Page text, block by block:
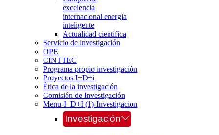
excelencia
internacional energia
inteligente
Actualidad científica
Servicio de investigación
OPE
CINTTEC
Programa propio investigación
Proyectos I+D+i
Ética de la investigación
Comisión de Investigación
Menu-I+D+I (1)-Investigacion
Investigación